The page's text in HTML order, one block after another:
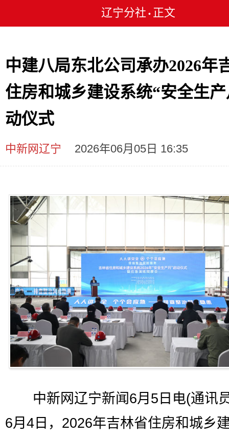
辽宁分社 • 正文
中建八局东北公司承办2026年
住房和城乡建设系统“安全生
动仪式
中新网辽宁 2026年06月05日 16:35
中新网辽宁新闻6月5日电(通讯
6月4日，2026年吉林省住房和城乡